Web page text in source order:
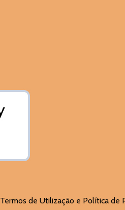
Termos de Utilização e Política de